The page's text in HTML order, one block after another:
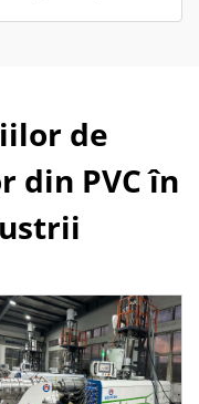
de
din PVC în